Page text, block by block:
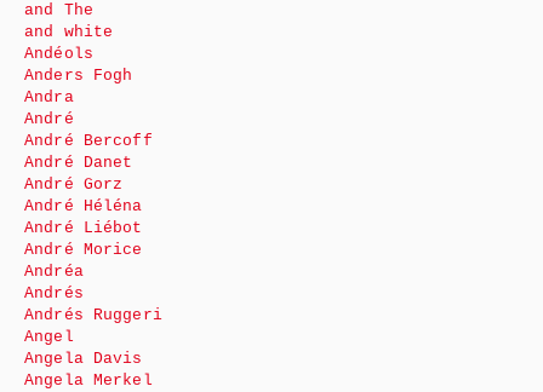
and The
and white
Andéols
Anders Fogh
Andra
André
André Bercoff
André Danet
André Gorz
André Héléna
André Liébot
André Morice
Andréa
Andrés
Andrés Ruggeri
Angel
Angela Davis
Angela Merkel